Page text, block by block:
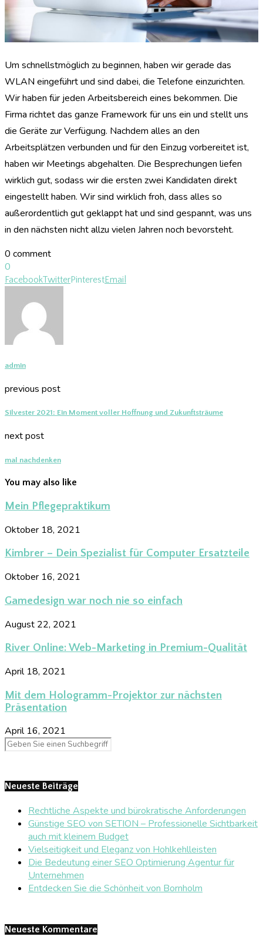
Um schnellstmöglich zu beginnen, haben wir gerade das
WLAN eingeführt und sind dabei, die Telefone einzurichten.
Wir haben für jeden Arbeitsbereich eines bekommen. Die
Firma richtet das ganze Framework für uns ein und stellt uns
die Geräte zur Verfügung. Nachdem alles an den
Arbeitsplätzen verbunden und für den Einzug vorbereitet ist,
haben wir Meetings abgehalten. Die Besprechungen liefen
wirklich gut, sodass wir die ersten zwei Kandidaten direkt
eingestellt haben. Wir sind wirklich froh, dass alles so
außerordentlich gut geklappt hat und sind gespannt, was uns
in den nächsten nicht allzu vielen Jahren noch bevorsteht.
0 comment
0
FacebookTwitterPinterestEmail
admin
previous post
Silvester 2021: Ein Moment voller Hoffnung und Zukunftsträume
next post
mal nachdenken
You may also like
Mein Pflegepraktikum
Oktober 18, 2021
Kimbrer – Dein Spezialist für Computer Ersatzteile
Oktober 16, 2021
Gamedesign war noch nie so einfach
August 22, 2021
River Online: Web-Marketing in Premium-Qualität
April 18, 2021
Mit dem Hologramm-Projektor zur nächsten
Präsentation
April 16, 2021
Neueste Beiträge
Rechtliche Aspekte und bürokratische Anforderungen
Günstige SEO von SETION – Professionelle Sichtbarkeit
auch mit kleinem Budget
Vielseitigkeit und Eleganz von Hohlkehlleisten
Die Bedeutung einer SEO Optimierung Agentur für
Unternehmen
Entdecken Sie die Schönheit von Bornholm
Neueste Kommentare